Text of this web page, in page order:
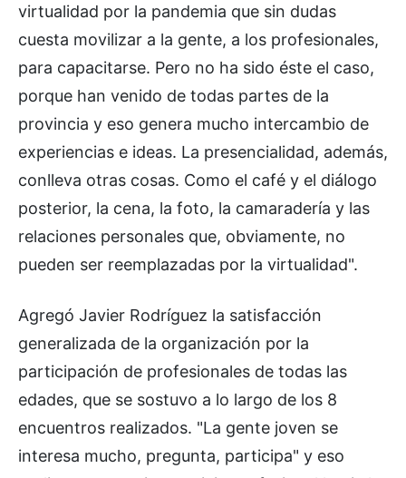
virtualidad por la pandemia que sin dudas
cuesta movilizar a la gente, a los profesionales,
para capacitarse. Pero no ha sido éste el caso,
porque han venido de todas partes de la
provincia y eso genera mucho intercambio de
experiencias e ideas. La presencialidad, además,
conlleva otras cosas. Como el café y el diálogo
posterior, la cena, la foto, la camaradería y las
relaciones personales que, obviamente, no
pueden ser reemplazadas por la virtualidad".
Agregó Javier Rodríguez la satisfacción
generalizada de la organización por la
participación de profesionales de todas las
edades, que se sostuvo a lo largo de los 8
encuentros realizados. "La gente joven se
interesa mucho, pregunta, participa" y eso